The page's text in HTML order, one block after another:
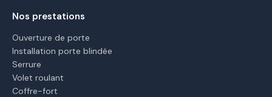
Nos prestations
Ouverture de porte
Installation porte blindée
Serrure
Volet roulant
Coffre-fort